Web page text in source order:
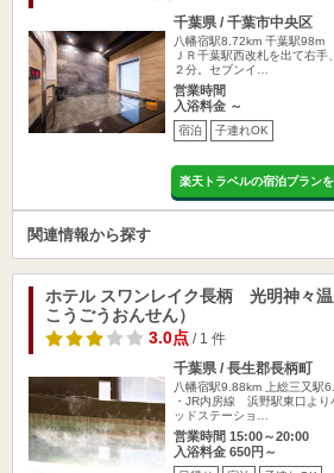
千葉県 / 千葉市中央区
八幡宿駅8.72km 千葉駅98m
ＪＲ千葉駅西改札を出て右
２分。セブンイ…
営業時間
入浴料金 ～
宿泊 子連れOK
楽天トラベルの宿泊プラン
関連情報から探す
ホテル スワンレイク長柄 光明神々温
こうごうおんせん）
3.0点/ 1 件
千葉県 / 長生郡長柄町
八幡宿駅9.88km
上総三又駅
・JR内房線 浜野駅東口より
ッドステーショ…
営業時間 15:00～20:00
入浴料金 650円～